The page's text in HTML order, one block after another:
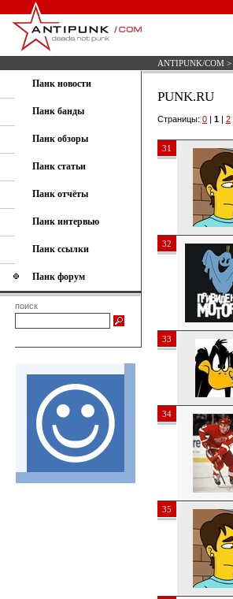
ANTIPUNK/COM >
Панк новости
Панк банды
Панк обзоры
Панк статьи
Панк отчёты
Панк интервью
Панк ссылки
Панк форум
поиск
PUNK.RU
Страницы: 0 | 1 | 2
31
32
33
34
35